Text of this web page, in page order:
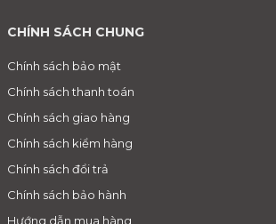
CHÍNH SÁCH CHUNG
Chính sách bảo mật
Chính sách thanh toán
Chính sách giao hàng
Chính sách kiểm hàng
Chính sách đổi trả
Chính sách bảo hành
Hướng dẫn mua hàng